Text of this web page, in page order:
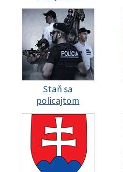
Staň sa
policajtom